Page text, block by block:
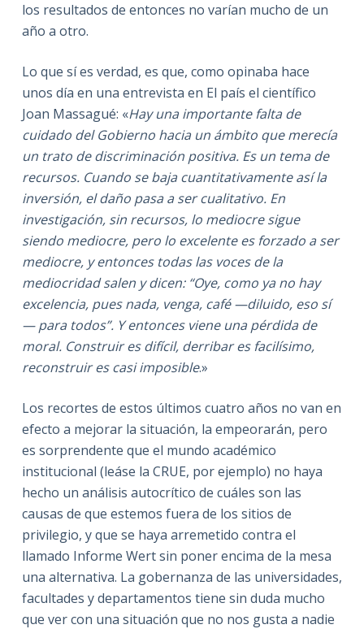
los resultados de entonces no varían mucho de un
año a otro.
Lo que sí es verdad, es que, como opinaba hace
unos día en una entrevista en El país el científico
Joan Massagué: «Hay una importante falta de
cuidado del Gobierno hacia un ámbito que merecía
un trato de discriminación positiva. Es un tema de
recursos. Cuando se baja cuantitativamente así la
inversión, el daño pasa a ser cualitativo. En
investigación, sin recursos, lo mediocre sigue
siendo mediocre, pero lo excelente es forzado a ser
mediocre, y entonces todas las voces de la
mediocridad salen y dicen: “Oye, como ya no hay
excelencia, pues nada, venga, café —diluido, eso sí
— para todos”. Y entonces viene una pérdida de
moral. Construir es difícil, derribar es facilísimo,
reconstruir es casi imposible.»
Los recortes de estos últimos cuatro años no van en
efecto a mejorar la situación, la empeorarán, pero
es sorprendente que el mundo académico
institucional (leáse la CRUE, por ejemplo) no haya
hecho un análisis autocrítico de cuáles son las
causas de que estemos fuera de los sitios de
privilegio, y que se haya arremetido contra el
llamado Informe Wert sin poner encima de la mesa
una alternativa. La gobernanza de las universidades,
facultades y departamentos tiene sin duda mucho
que ver con una situación que no nos gusta a nadie